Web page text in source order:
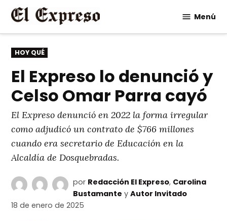
Saltar
contenido
Menú
PUBLICADO
EN
HOY QUÉ
El Expreso lo denunció y
Celso Omar Parra cayó
El Expreso denunció en 2022 la forma irregular
como adjudicó un contrato de $766 millones
cuando era secretario de Educación en la
Alcaldía de Dosquebradas.
por Redacción El Expreso, Carolina
Bustamante y Autor Invitado
18 de enero de 2025